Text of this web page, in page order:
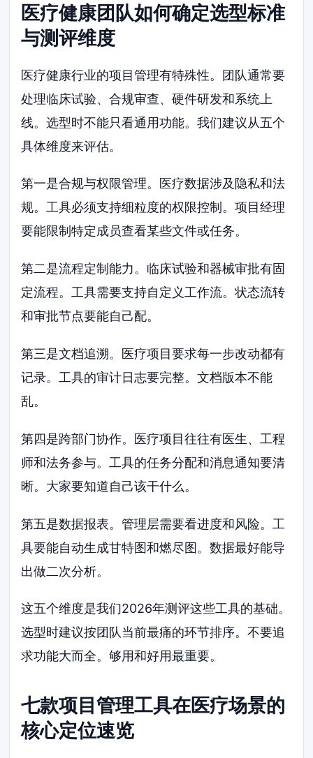
医疗健康团队如何确定选型标准
与测评维度
医疗健康行业的项目管理有特殊性。团队通常要
处理临床试验、合规审查、硬件研发和系统上
线。选型时不能只看通用功能。我们建议从五个
具体维度来评估。
第一是合规与权限管理。医疗数据涉及隐私和法
规。工具必须支持细粒度的权限控制。项目经理
要能限制特定成员查看某些文件或任务。
第二是流程定制能力。临床试验和器械审批有固
定流程。工具需要支持自定义工作流。状态流转
和审批节点要能自己配。
第三是文档追溯。医疗项目要求每一步改动都有
记录。工具的审计日志要完整。文档版本不能
乱。
第四是跨部门协作。医疗项目往往有医生、工程
师和法务参与。工具的任务分配和消息通知要清
晰。大家要知道自己该干什么。
第五是数据报表。管理层需要看进度和风险。工
具要能自动生成甘特图和燃尽图。数据最好能导
出做二次分析。
这五个维度是我们2026年测评这些工具的基础。
选型时建议按团队当前最痛的环节排序。不要追
求功能大而全。够用和好用最重要。
七款项目管理工具在医疗场景的
核心定位速览